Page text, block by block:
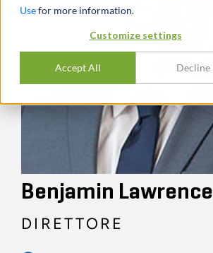
Usefor more information.
Customize settings
Accept All Decline
Benjamin Lawrence
DIRETTORE